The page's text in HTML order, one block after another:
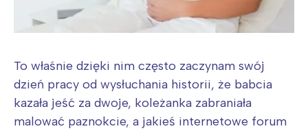
To właśnie dzięki nim często zaczynam swój
dzień pracy od wysłuchania historii, że babcia
kazała jeść za dwoje, koleżanka zabraniała
malować paznokcie, a jakieś internetowe forum